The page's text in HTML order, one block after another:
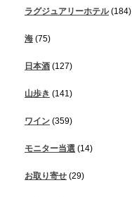
ラグジュアリーホテル(184)
海 (75)
日本酒 (127)
山歩き (141)
ワイン (359)
モニター当選 (14)
お取り寄せ (29)